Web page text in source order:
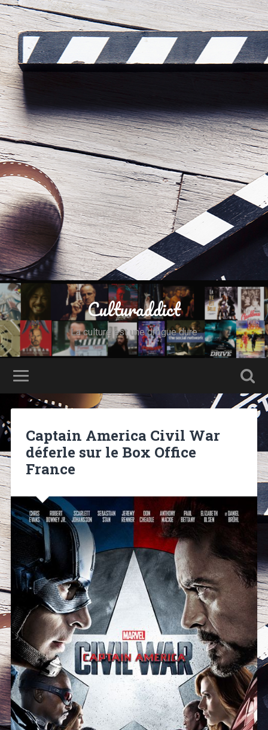
Culturaddict
La culture est une drogue dure
Captain America Civil War
déferle sur le Box Office
France